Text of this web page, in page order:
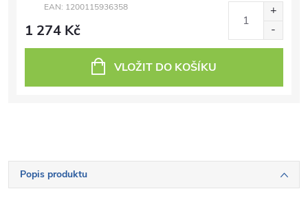
EAN: 1200115936358
1 274 Kč
VLOŽIT DO KOŠÍKU
Popis produktu